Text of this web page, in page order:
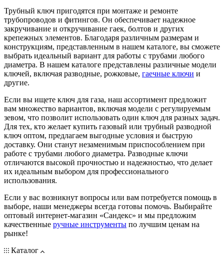
Трубный ключ пригодятся при монтаже и ремонте
трубопроводов и фитингов. Он обеспечивает надежное
закручивание и откручивание гаек, болтов и других
крепежных элементов. Благодаря различным размерам и
конструкциям, представленным в нашем каталоге, вы сможете
выбрать идеальный вариант для работы с трубами любого
диаметра. В нашем каталоге представлены различные модели
ключей, включая разводные, рожковые, гаечные ключи и
другие.
Если вы ищете ключ для газа, наш ассортимент предложит
вам множество вариантов, включая модели с регулируемым
зевом, что позволит использовать один ключ для разных задач.
Для тех, кто желает купить газовый или трубный разводной
ключ оптом, предлагаем выгодные условия и быструю
доставку. Они станут незаменимым приспособлением при
работе с трубами любого диаметра. Разводные ключи
отличаются высокой прочностью и надежностью, что делает
их идеальным выбором для профессионального
использования.
Если у вас возникнут вопросы или вам потребуется помощь в
выборе, наши менеджеры всегда готовы помочь. Выбирайте
оптовый интернет-магазин «Сандекс» и мы предложим
качественные ручные инструменты по лучшим ценам на
рынке!
Каталог